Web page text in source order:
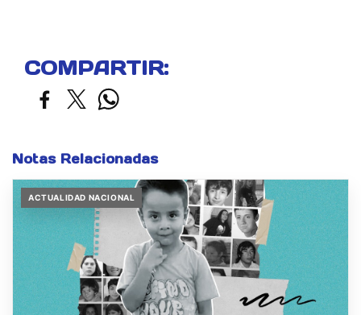
COMPARTIR:
Notas Relacionadas
ACTUALIDAD NACIONAL